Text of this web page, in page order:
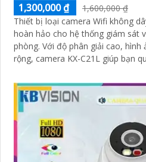
1,300,000 ₫
1,600,000 ₫
Thiết bị loại camera Wifi không
hoàn hảo cho hệ thống giám sát
phòng. Với độ phân giải cao, hình ảnh sắc nét và góc nhìn
rộng, camera KX-C21L giúp bạn